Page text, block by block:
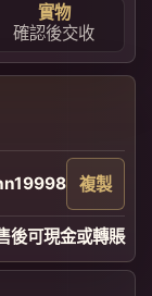
實物
確認後交收
複製
後可現金或轉賬